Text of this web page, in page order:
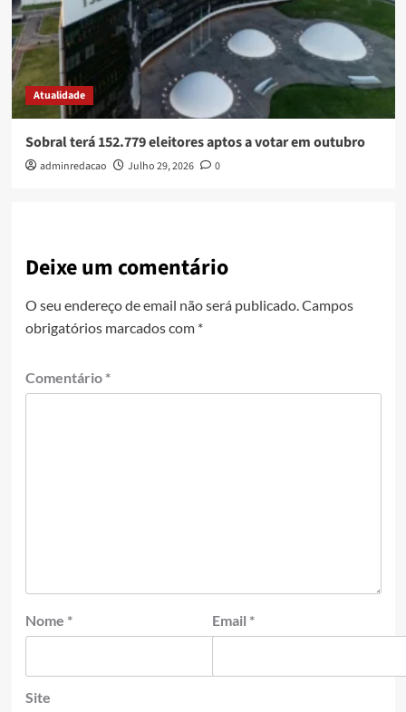
Atualidade
Sobral terá 152.779 eleitores aptos a votar em outubro
adminredacao Julho 29, 2026 0
Deixe um comentário
O seu endereço de email não será publicado. Campos
obrigatórios marcados com *
Comentário *
Nome * Email *
Site